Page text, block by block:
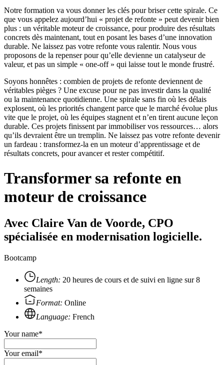
Notre formation va vous donner les clés pour briser cette spirale. Ce
que vous appelez aujourd’hui « projet de refonte » peut devenir bien
plus : un véritable moteur de croissance, pour produire des résultats
concrets dès maintenant, tout en posant les bases d’une innovation
durable. Ne laissez pas votre refonte vous ralentir. Nous vous
proposons de la repenser pour qu’elle devienne un catalyseur de
valeur, et pas un simple « one-off » qui laisse tout le monde frustré.
Soyons honnêtes : combien de projets de refonte deviennent de
véritables pièges ? Une excuse pour ne pas investir dans la qualité
ou la maintenance quotidienne. Une spirale sans fin où les délais
explosent, où les priorités changent parce que le marché évolue plus
vite que le projet, où les équipes stagnent et n’en tirent aucune leçon
durable. Ces projets finissent par immobiliser vos ressources… alors
qu’ils devraient être un tremplin. Ne laissez pas votre refonte devenir
un fardeau : transformez-la en un moteur d’apprentissage et de
résultats concrets, pour avancer et rester compétitif.
Transformer sa refonte en
moteur de croissance
Avec Claire Van de Voorde, CPO
spécialisée en modernisation logicielle.
Bootcamp
Length: 20 heures de cours et de suivi en ligne sur 8
semaines
Format: Online
Language: French
Your name*
Your email*